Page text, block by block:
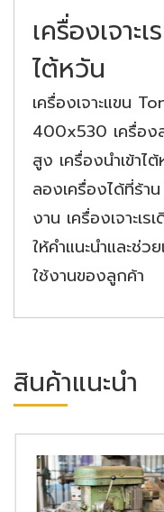
เครื่องเจาะ
ไต้หวัน
เครื่องเจาะแขน
400x530 เครื่อง
สูง เครื่องนำเข้าไ
ลองเครื่องได้ที่ร้า
งาน เครื่องเจาะ
ให้คำแนะนำและช่ว
ใช้งานของลูกค้า
สินค้าแนะนำ